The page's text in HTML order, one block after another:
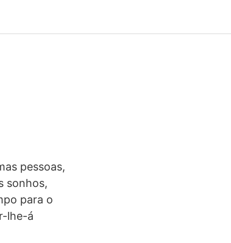
pessoas,
sonhos,
para o
lhe-á